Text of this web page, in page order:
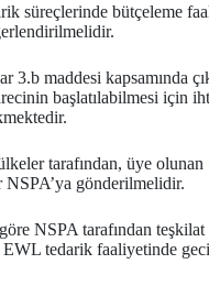
süreçlerinde bütçeleme
3.b maddesi kapsamında
başlatılabilmesi
tarafından, üye
gönderilmelidir.
NSPA tarafından
tedarik faaliyetinde